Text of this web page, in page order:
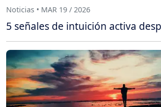
Noticias • MAR 19 / 2026
5 señales de intuición activa